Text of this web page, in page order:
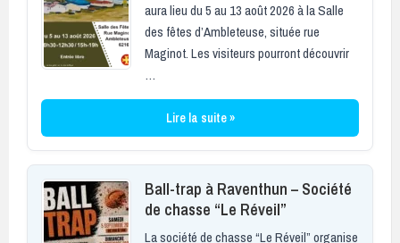
aura lieu du 5 au 13 août 2026 à la Salle
des fêtes d’Ambleteuse, située rue
Maginot. Les visiteurs pourront découvrir
…
Lire la suite »
Ball-trap à Raventhun – Société
de chasse “Le Réveil”
La société de chasse “Le Réveil” organise